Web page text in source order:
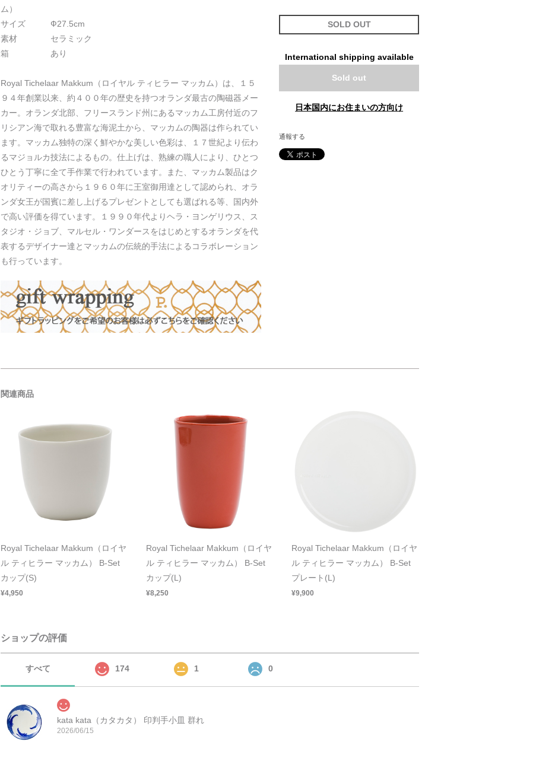
ム）
サイズ Ф27.5cm
素材 セラミック
箱 あり
Royal Tichelaar Makkum（ロイヤル ティヒラー マッカム）は、１５
９４年創業以来、約４００年の歴史を持つオランダ最古の陶磁器メー
カー。オランダ北部、フリースランド州にあるマッカム工房付近のフ
リシアン海で取れる豊富な海泥土から、マッカムの陶器は作られてい
ます。マッカム独特の深く鮮やかな美しい色彩は、１７世紀より伝わ
るマジョルカ技法によるもの。仕上げは、熟練の職人により、ひとつ
ひとう丁寧に全て手作業で行われています。また、マッカム製品はク
オリティーの高さから１９６０年に王室御用達として認められ、オラ
ンダ女王が国賓に差し上げるプレゼントとしても選ばれる等、国内外
で高い評価を得ています。１９９０年代よりヘラ・ヨンゲリウス、ス
タジオ・ジョブ、マルセル・ワンダースをはじめとするオランダを代
表するデザイナー達とマッカムの伝統的手法によるコラボレーション
も行っています。
SOLD OUT
International shipping available
Sold out
日本国内にお住まいの方向け
通報する
関連商品
Royal Tichelaar Makkum（ロイヤ
ル ティヒラー マッカム） B-Set
カップ(S)
¥4,950
Royal Tichelaar Makkum（ロイヤ
ル ティヒラー マッカム） B-Set
カップ(L)
¥8,250
Royal Tichelaar Makkum（ロイヤ
ル ティヒラー マッカム） B-Set
プレート(L)
¥9,900
ショップの評価
すべて 174 1 0
kata kata（カタカタ） 印判手小皿 群れ
2026/06/15